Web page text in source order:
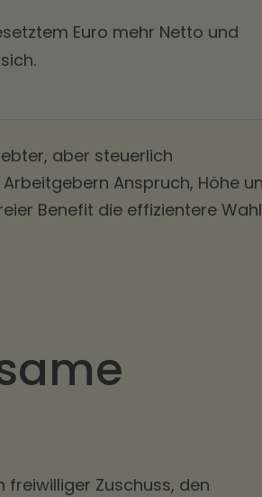
Euro mehr Netto und
aber steuerlich
Anspruch, Höhe
Benefit die effizientere Wahl
freiwilliger Zuschuss, den